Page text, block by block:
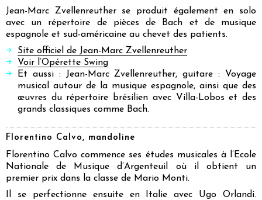
Jean-Marc Zvellenreuther se produit également en solo
avec un répertoire de pièces de Bach et de musique
espagnole et sud-américaine au chevet des patients.
Site officiel de Jean-Marc Zvellenreuther
Voir l’Opérette Swing
Et aussi : Jean-Marc Zvellenreuther, guitare : Voyage
musical autour de la musique espagnole, ainsi que des
œuvres du répertoire brésilien avec Villa-Lobos et des
grands classiques comme Bach.
Florentino Calvo, mandoline
Florentino Calvo commence ses études musicales à l’Ecole
Nationale de Musique d’Argenteuil où il obtient un
premier prix dans la classe de Mario Monti.
Il se perfectionne ensuite en Italie avec Ugo Orlandi.